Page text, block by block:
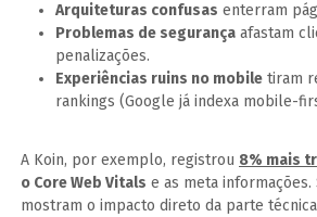
Arquiteturas confusas enterram
Problemas de segurança afastam
penalizações.
Experiências ruins no mobile tiram
rankings (Google já indexa mobile-
A Koin, por exemplo, registrou 8% mais
o Core Web Vitals e as meta informações.
mostram o impacto direto da parte